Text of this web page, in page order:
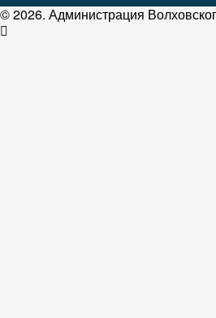
© 2026. Администрация